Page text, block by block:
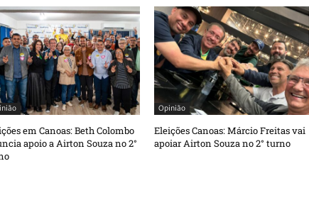
em Canoas: Beth Colombo
apoio a Airton Souza no 2°
Opinião
Eleições Canoas: Márcio Freitas vai
apoiar Airton Souza no 2° turno